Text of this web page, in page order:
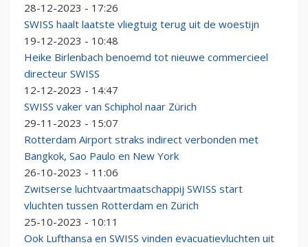
28-12-2023 - 17:26
SWISS haalt laatste vliegtuig terug uit de woestijn
19-12-2023 - 10:48
Heike Birlenbach benoemd tot nieuwe commercieel
directeur SWISS
12-12-2023 - 14:47
SWISS vaker van Schiphol naar Zürich
29-11-2023 - 15:07
Rotterdam Airport straks indirect verbonden met
Bangkok, Sao Paulo en New York
26-10-2023 - 11:06
Zwitserse luchtvaartmaatschappij SWISS start
vluchten tussen Rotterdam en Zürich
25-10-2023 - 10:11
Ook Lufthansa en SWISS vinden evacuatievluchten uit